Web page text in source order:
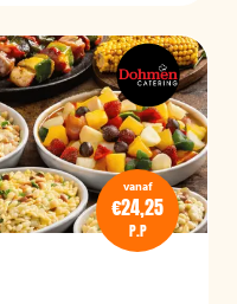
vanaf
€24,25
P.P